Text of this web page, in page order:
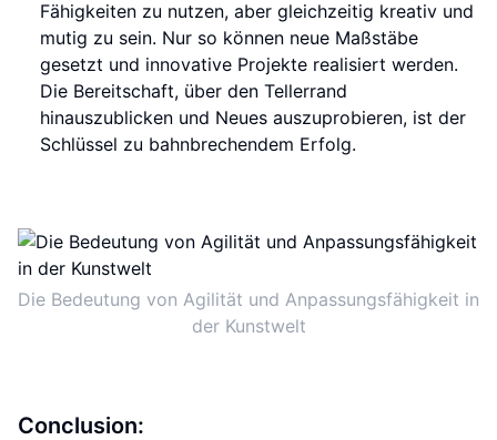
Fähigkeiten zu nutzen, aber gleichzeitig kreativ und
mutig zu sein. Nur so können neue Maßstäbe
gesetzt und innovative Projekte realisiert werden.
Die Bereitschaft, über den Tellerrand
hinauszublicken und Neues auszuprobieren, ist der
Schlüssel zu bahnbrechendem Erfolg.
Die Bedeutung von Agilität und Anpassungsfähigkeit in
der Kunstwelt
Conclusion: